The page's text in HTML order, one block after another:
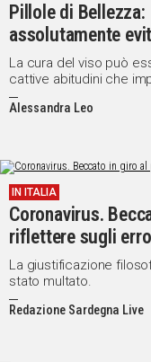
Pillole di
assolutamente
La cura del viso può
cattive abitudini che
Alessandra Leo
IN ITALIA
Coronavirus.
riflettere sugli
La giustificazione
stato multato.
Redazione Sardegna Live